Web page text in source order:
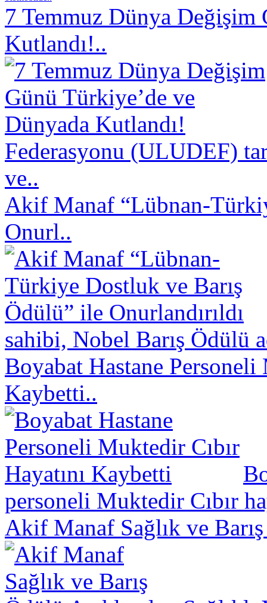
7 Temmuz Dünya Değişim
Kutlandı!..
Federasyonu (ULUDEF)
ve..
Akif Manaf “Lübnan-
Onurl..
sahibi, Nobel Barış Ödülü
Boyabat Hastane Personeli
Kaybetti..
personeli Muktedir Cıbır
Akif Manaf Sağlık ve